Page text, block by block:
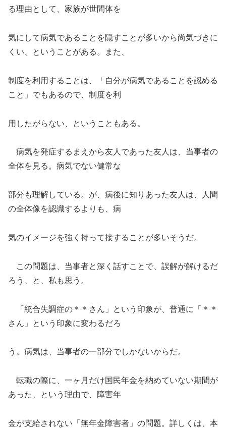
る理由として、家族が世間体を
気にして病気であることを隠すことが多いから尚気づきに
くい、ということがある。また、
制度を利用することは、「自分が病気であることを認める
こと」でもあるので、制度を利
用したがらない、ということもある。
病気を発症するまえから友人であった友人は、当事者の
全体を見る。病気でない健常な
部分も理解している。が、病後に知りあった友人は、人間
の全体像を認識するよりも、病
気のイメージを強く持って接することが多いそうだ。
この問題は、当事者と深く話すことで、誤解が解けるだ
ろう、と、私も思う。
「統合失調症の＊＊さん」という印象が、普通に「＊＊
さん」という印象に変わるだろ
う。病気は、当事者の一部分でしかないからだ。
転職の際に、一ヶ月だけ国民年金を納めていない期間が
あった、という理由で、障害年
金が支給されない「無年金障害者」の問題。詳しくは、本